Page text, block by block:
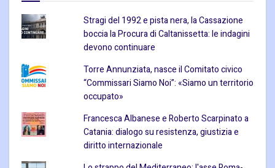
Stragi del 1992 e pista nera, la Cassazione
boccia la Procura di Caltanissetta: le indagini
devono continuare
Torre Annunziata, nasce il Comitato civico
“Commissari Siamo Noi”: «Siamo un territorio
occupato»
Francesca Albanese e Roberto Scarpinato a
Catania: dialogo su resistenza, giustizia e
diritto internazionale